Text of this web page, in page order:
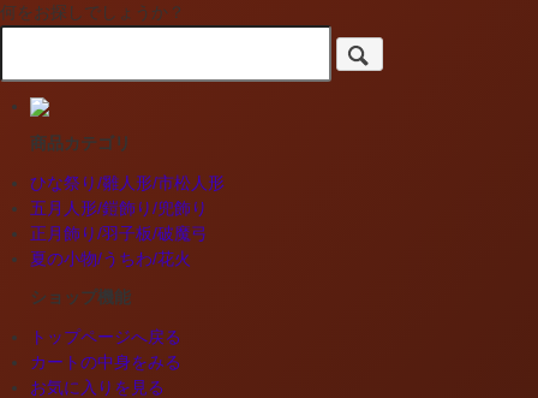
何をお探しでしょうか？
商品カテゴリ
ひな祭り/雛人形/市松人形
五月人形/鎧飾り/兜飾り
正月飾り/羽子板/破魔弓
夏の小物/うちわ/花火
ショップ機能
トップページへ戻る
カートの中身をみる
お気に入りを見る